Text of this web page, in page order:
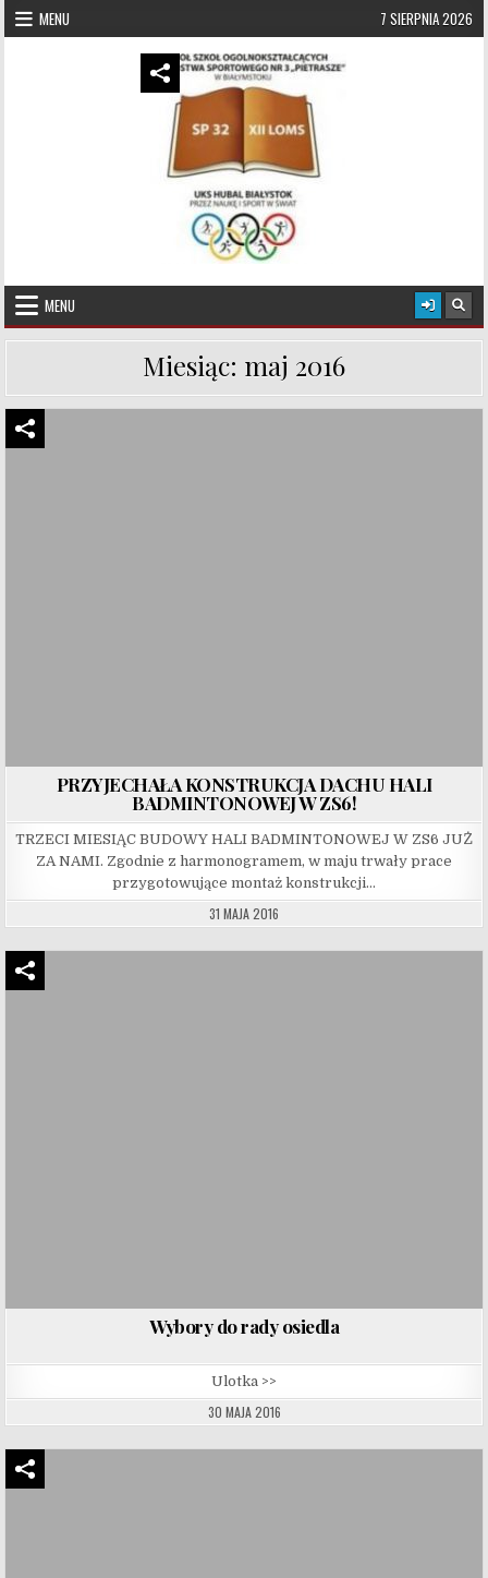
Skip to content
MENU 7 SIERPNIA 2026
UKS Hubal Białystok
MENU
Miesiąc: maj 2016
PRZYJECHAŁA KONSTRUKCJA DACHU HALI
BADMINTONOWEJ W ZS6!
TRZECI MIESIĄC BUDOWY HALI BADMINTONOWEJ W ZS6 JUŻ
ZA NAMI. Zgodnie z harmonogramem, w maju trwały prace
przygotowujące montaż konstrukcji…
31 MAJA 2016
Wybory do rady osiedla
Ulotka >>
30 MAJA 2016